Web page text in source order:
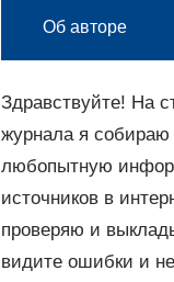
Об авторе
Здравствуйте! На
журнала я
любопытную
источников в
проверяю и
видите ошибки и